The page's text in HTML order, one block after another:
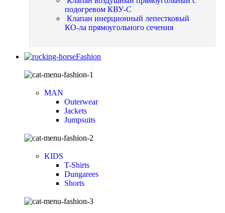
подогревом КВУ-С
Клапан инерционный лепестковый
КО-ла прямоугольного сечения
Fashion
MAN
Outerwear
Jackets
Jumpsuits
KIDS
T-Shirts
Dungarees
Shorts